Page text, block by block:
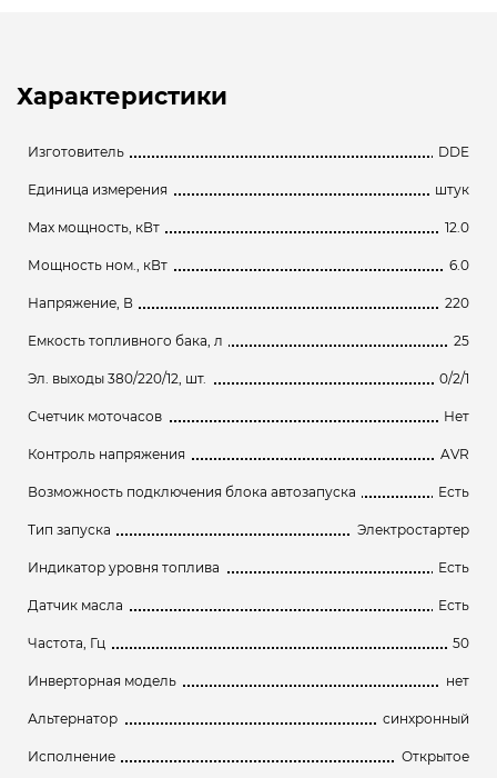
Характеристики
Изготовитель DDE
Единица измерения штук
Max мощность, кВт 12.0
Мощность ном., кВт 6.0
Напряжение, В 220
Емкость топливного бака, л 25
Эл. выходы 380/220/12, шт. 0/2/1
Счетчик моточасов Нет
Контроль напряжения AVR
Возможность подключения блока автозапуска Есть
Тип запуска Электростартер
Индикатор уровня топлива Есть
Датчик масла Есть
Частота, Гц 50
Инверторная модель нет
Альтернатор синхронный
Исполнение Открытое